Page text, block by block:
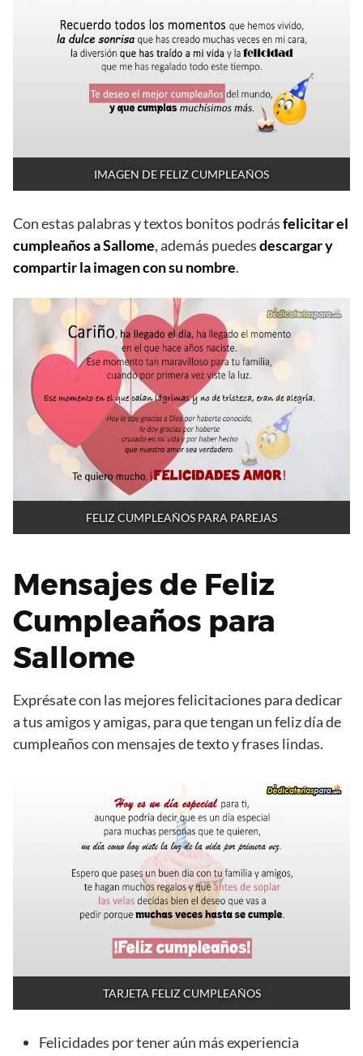
IMAGEN DE FELIZ CUMPLEAÑOS
Con estas palabras y textos bonitos podrásfelicitar el
cumpleaños a Sallome, además puedesdescargar y
compartir la imagen con su nombre.
FELIZ CUMPLEAÑOS PARA PAREJAS
Mensajes de Feliz
Cumpleaños para
Sallome
Exprésate con las mejores felicitaciones para dedicar
a tus amigos y amigas, para que tengan un feliz día de
cumpleaños con mensajes de texto y frases lindas.
TARJETA FELIZ CUMPLEAÑOS
Felicidades por tener aún más experiencia